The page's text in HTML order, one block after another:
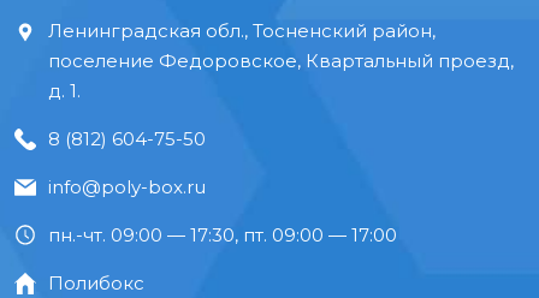
Ленинградская обл., Тосненский район,
поселение Федоровское, Квартальный проезд,
д. 1.
8 (812) 604-75-50
info@poly-box.ru
пн.-чт. 09:00 — 17:30, пт. 09:00 — 17:00
Полибокс